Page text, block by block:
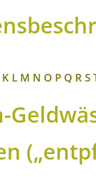
K L M N O P Q R S